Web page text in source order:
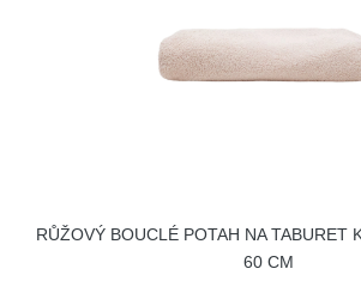
RŮŽOVÝ BOUCLÉ POTAH NA TABURET
60 CM